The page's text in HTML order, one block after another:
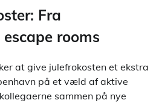
Fra
rooms
at give julefrokosten et ekstra
på et væld af aktive
sammen på nye